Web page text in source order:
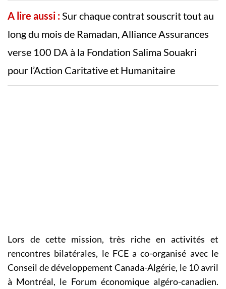
A lire aussi :Sur chaque contrat souscrit tout au
long du mois de Ramadan, Alliance Assurances
verse 100 DA à la Fondation Salima Souakri
pour l’Action Caritative et Humanitaire
Lors de cette mission, très riche en activités et
rencontres bilatérales, le FCE a co-organisé avec le
Conseil de développement Canada-Algérie, le 10 avril
à Montréal, le Forum économique algéro-canadien.